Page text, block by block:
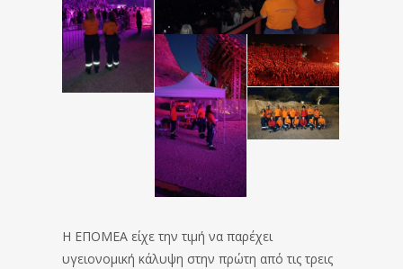
Η ΕΠΟΜΕΑ είχε την τιμή να παρέχει
υγειονομική κάλυψη στην πρώτη από τις τρεις